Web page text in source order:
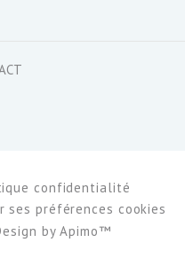
confidentialité
ses préférences cookies
byApimo™